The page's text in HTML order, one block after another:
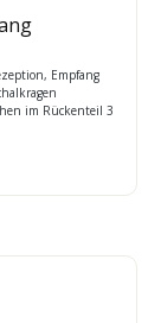
Empfang
im Rückenteil 3
ca. 45 Tage,